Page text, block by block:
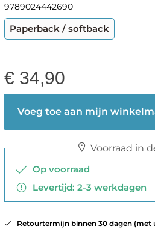
9789024442690
Paperback / softback
€ 34,90
Voeg toe aan mijn
Voorraad in
Op voorraad
Levertijd: 2-3 werkdagen
Retourtermijn binnen 30 dagen (met